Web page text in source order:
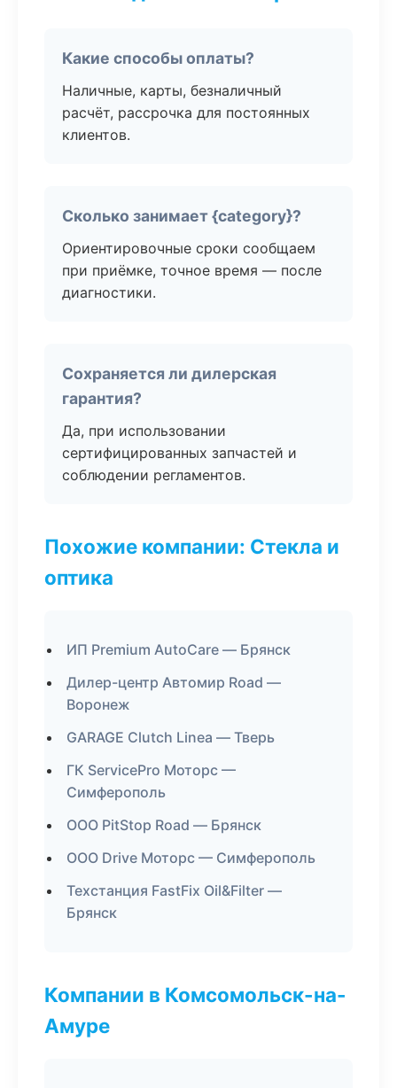
Какие способы оплаты?
Наличные, карты, безналичный
расчёт, рассрочка для постоянных
клиентов.
Сколько занимает {category}?
Ориентировочные сроки сообщаем
при приёмке, точное время — после
диагностики.
Сохраняется ли дилерская
гарантия?
Да, при использовании
сертифицированных запчастей и
соблюдении регламентов.
Похожие компании: Стекла и
оптика
ИП Premium AutoCare — Брянск
Дилер-центр Автомир Road —
Воронеж
GARAGE Clutch Linea — Тверь
ГК ServicePro Моторс —
Симферополь
ООО PitStop Road — Брянск
ООО Drive Моторс — Симферополь
Техстанция FastFix Oil&Filter —
Брянск
Компании в Комсомольск-на-
Амуре